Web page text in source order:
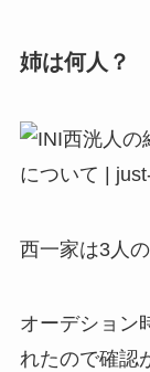
姉は何人？
西一家は3人
オーデション
れたので確認